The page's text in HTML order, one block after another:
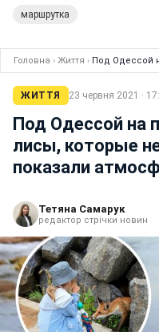
маршрутка
Головна › Життя › Под Одессой
ЖИТТЯ 23 червня 2021 ·
Под Одессой на
лисы, которые
показали
Тетяна Самарук
редактор стрічки новин